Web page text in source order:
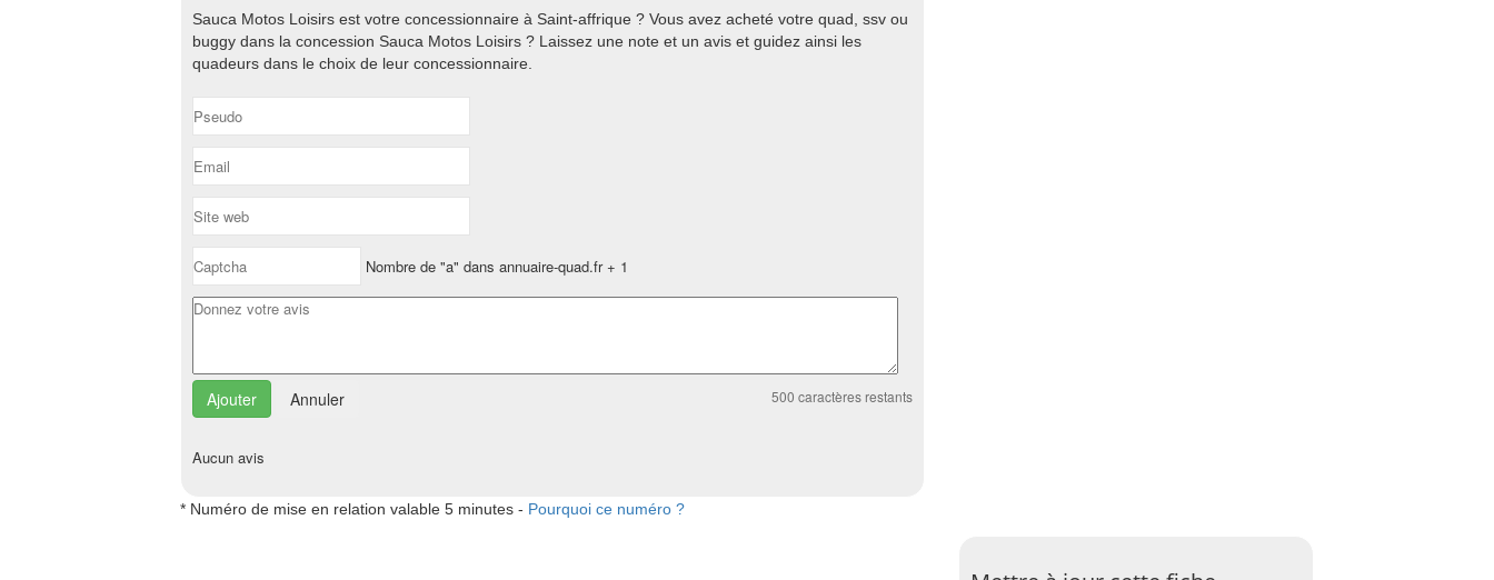
Sauca Motos Loisirs est votre concessionnaire à Saint-affrique ? Vous avez acheté votre quad, ssv ou
buggy dans la concession Sauca Motos Loisirs ? Laissez une note et un avis et guidez ainsi les
quadeurs dans le choix de leur concessionnaire.
Nombre de "a" dans annuaire-quad.fr + 1
Annuler 500 caractères restants
Aucun avis
* Numéro de mise en relation valable 5 minutes - Pourquoi ce numéro ?